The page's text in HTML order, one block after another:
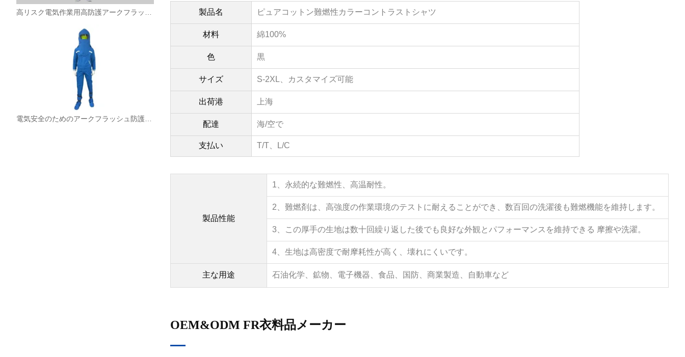
製品名 ピュアコットン難燃性カラーコントラストシャツ
材料 綿100%
色 黒
サイズ S-2XL、 カスタマイズ可能
出荷港 上海
配達 海/空で
支払い T/T、L/C
製品性能
1、 永続的な難燃性、高温耐性。
2、難燃剤は、高強度の作業環境のテストに耐えることができ、数百回の洗濯後も難燃機能を維持します。
3、 この厚手の生地は数十回繰り返した後でも良好な外観とパフォーマンスを維持できる 摩擦や洗濯。
4、 生地は高密度で耐摩耗性が高く、壊れにくいです。
主な用途 石油化学、鉱物、電子機器、食品、国防、商業製造、自動車など
OEM&ODM FR衣料品メーカー